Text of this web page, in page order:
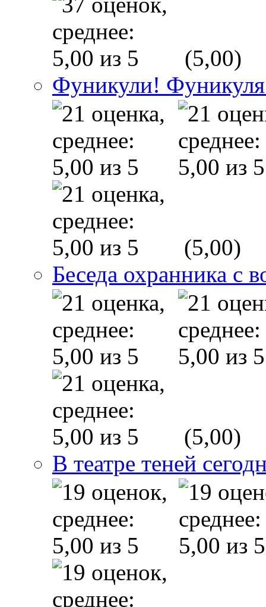
(5,00)
Фуникули!
(5,00)
Беседа охранника с
(5,00)
В театре теней